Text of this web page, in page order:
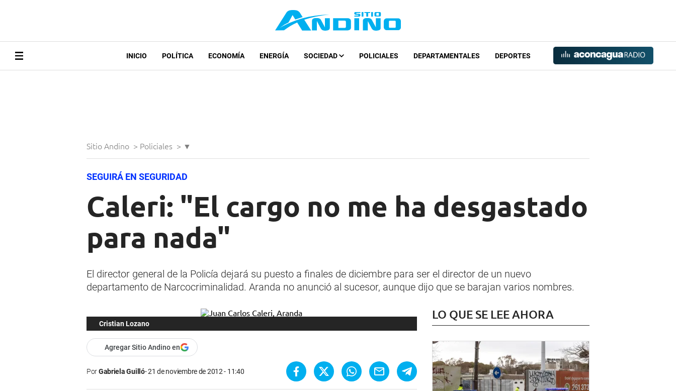
INICIO POLÍTICA ECONOMÍA ENERGÍA SOCIEDAD POLICIALES DEPARTAMENTALES DEPORTES
Sitio Andino > Policiales > ▼
SEGUIRÁ EN SEGURIDAD
Caleri: "El cargo no me ha desgastado
para nada"
El director general de la Policía dejará su puesto a finales de diciembre para ser el director de un nuevo
departamento de Narcocriminalidad. Aranda no anunció al sucesor, aunque dijo que se barajan varios nombres.
Cristian Lozano
Agregar Sitio Andino en
PorGabriela Guilló 21 de noviembre de 2012 - 11:40
LO QUE SE LEE AHORA